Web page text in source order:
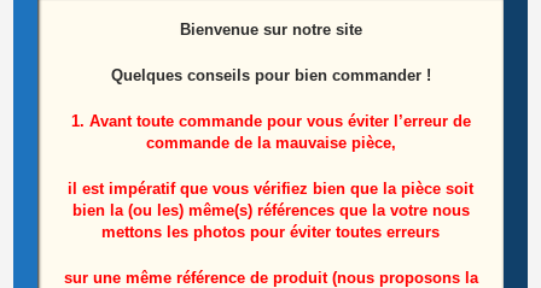
15,00€
Ajouter au panier
Bienvenue sur notre site
Quelques conseils pour bien commander !
1. Avant toute commande pour vous éviter l’erreur de
commande de la mauvaise pièce,
il est impératif que vous vérifiez bien que la pièce soit
bien la (ou les) même(s) références que la votre nous
mettons les photos pour éviter toutes erreurs
sur une même référence de produit (nous proposons la